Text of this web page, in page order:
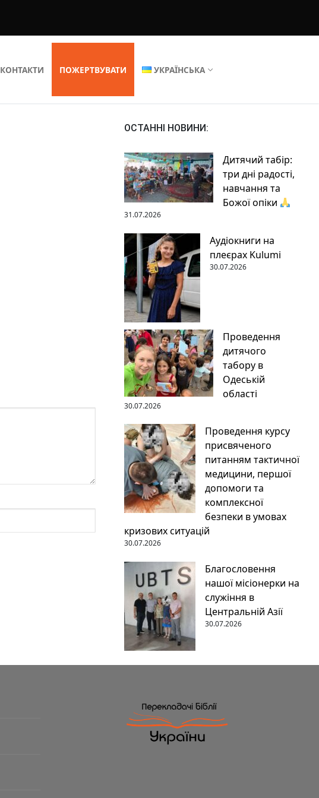
КОНТАКТИ ПОЖЕРТВУВАТИ УКРАЇНСЬКА
ОСТАННІ НОВИНИ:
Дитячий табір:
три дні радості,
навчання та
Божої опіки
31.07.2026
Аудіокниги на
плеєрах Kulumi
30.07.2026
Проведення
дитячого
табору в
Одеській
області
30.07.2026
Проведення курсу
присвяченого
питанням тактичної
медицини, першої
допомоги та
комплексної
безпеки в умовах
кризових ситуацій
30.07.2026
Благословення
нашої місіонерки на
служіння в
Центральній Азії
30.07.2026